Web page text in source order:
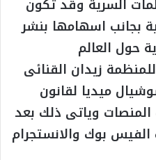
السرية وقد تكون
بجانب اسهامها بنشر
حول العالم
زيدان القنائى
ميديا لقانون
وياتى ذلك بعد
الفيس بوك والانستجرام